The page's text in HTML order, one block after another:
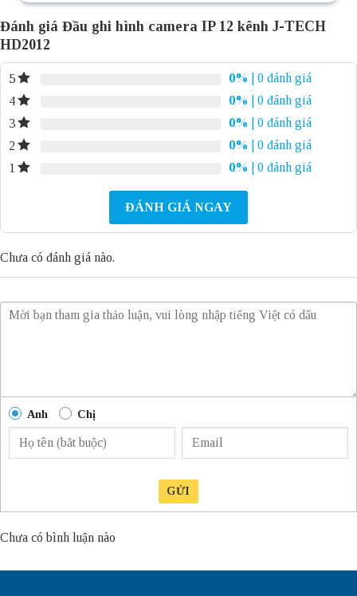
Đánh giá Đầu ghi hình camera IP 12 kênh J-TECH
HD2012
5 0%
| 0 đánh giá
4
0%
| 0 đánh giá
3
0%
| 0 đánh giá
2
0%
| 0 đánh giá
1
0% | 0 đánh giá
ĐÁNH GIÁ NGAY
Chưa có đánh giá nào.
Anh Chị
GỬI
Chưa có bình luận nào